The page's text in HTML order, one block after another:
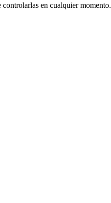
en cualquier momento.